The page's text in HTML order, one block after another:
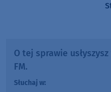
O tej sprawie
FM.
Słuchaj w: